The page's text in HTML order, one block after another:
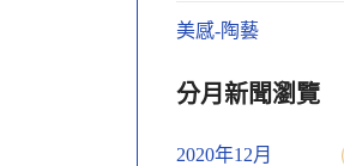
美感-陶藝
分月新聞瀏覽
2020年12月